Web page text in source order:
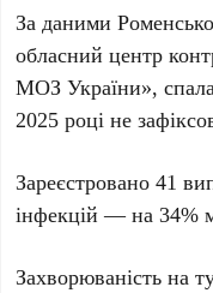
За даними
обласний центр
МОЗ України»,
2025 році не
Зареєстровано 41
інфекцій — на 34%
Захворюваність на